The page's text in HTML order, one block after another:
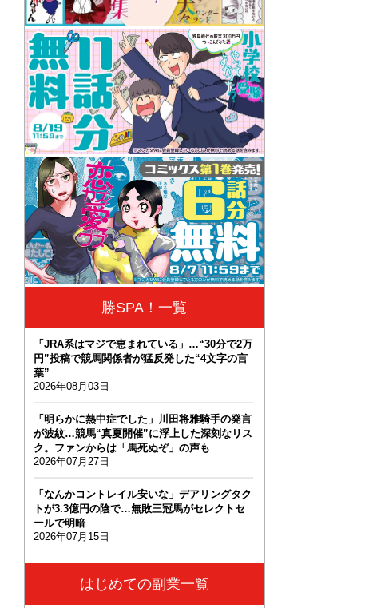
勝SPA！一覧
「JRA系はマジで恵まれている」…“30分で2万
円”投稿で競馬関係者が猛反発した“4文字の言
葉”
2026年08月03日
「明らかに熱中症でした」川田将雅騎手の発言
が波紋…競馬“真夏開催”に浮上した深刻なリス
ク。ファンからは「馬死ぬぞ」の声も
2026年07月27日
「なんかコントレイル安いな」デアリングタク
トが3.3億円の陰で…無敗三冠馬がセレクトセ
ールで明暗
2026年07月15日
はじめての副業一覧